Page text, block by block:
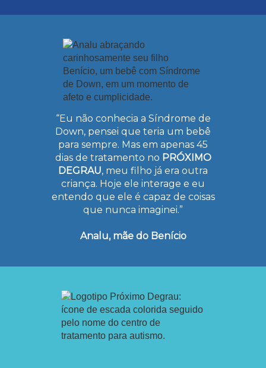
“Eu não conhecia a Síndrome de
Down, pensei que teria um bebê
para sempre. Mas em apenas 45
dias de tratamento no PRÓXIMO
DEGRAU, meu filho já era outra
criança. Hoje ele interage e eu
entendo que ele é capaz de coisas
que nunca imaginei.”
Analu, mãe do Benício